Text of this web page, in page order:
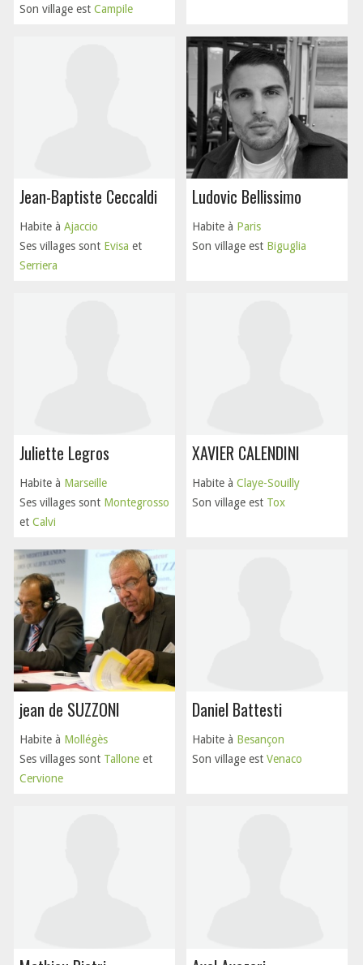
Son village est Campile
Jean-Baptiste Ceccaldi
Habite à Ajaccio
Ses villages sont Evisa et
Serriera
Ludovic Bellissimo
Habite à Paris
Son village est Biguglia
Juliette Legros
Habite à Marseille
Ses villages sont Montegrosso
et Calvi
XAVIER CALENDINI
Habite à Claye-Souilly
Son village est Tox
jean de SUZZONI
Habite à Mollégès
Ses villages sont Tallone et
Cervione
Daniel Battesti
Habite à Besançon
Son village est Venaco